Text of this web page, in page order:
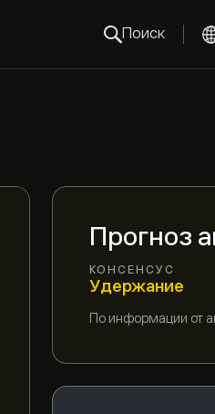
Поиск
Прогноз
КОНСЕНСУС
Удержание
По информации от